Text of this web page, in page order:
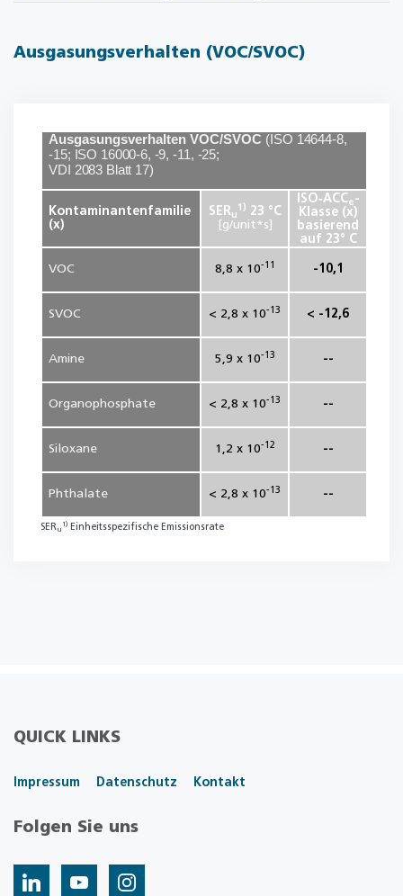
Ausgasungsverhalten (VOC/SVOC)
Ausgasungsverhalten VOC/SVOC ( ISO 14644-8,
-15; ISO 16000-6, -9, -1 1 , -25;
VDI 2083 Blatt 17)
Kontaminantenfamilie
(x)
SER u
1)
23 °C
[g/unit*s]
ISO‑ACC e -
Klasse (x)
basierend
auf 23° C
VOC 8,8 x 10-11 -10,1
SVOC < 2,8 x 10-13 < -12,6
Amine 5,9 x 10-13 --
Organophosphate < 2,8 x 10-13 --
Siloxane 1,2 x 10-12 --
Phthalate < 2,8 x 10-13 --
SER u
1) Einheitsspezifische Emissionsrate
QUICK LINKS
Impressum Datenschutz Kontakt
Folgen Sie uns